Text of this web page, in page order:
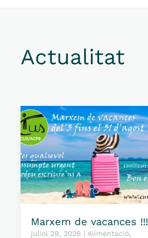
Actualitat
Marxem de vacances !!!
juliol 29, 2026 | Alimentació,